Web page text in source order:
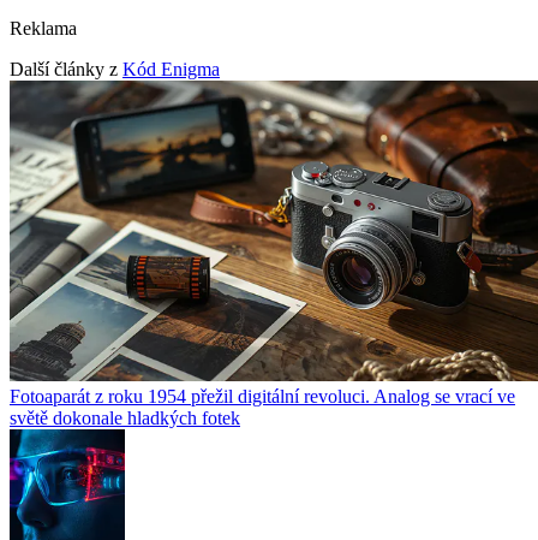
Reklama
Další články z Kód Enigma
Fotoaparát z roku 1954 přežil digitální revoluci. Analog se vrací ve
světě dokonale hladkých fotek